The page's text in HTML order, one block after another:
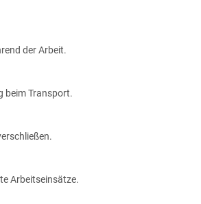
der Arbeit.
beim Transport.
Arbeitseinsätze.